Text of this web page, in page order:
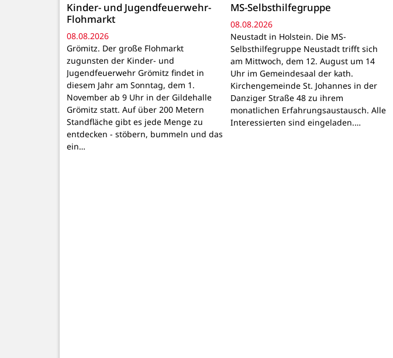
Kinder- und Jugendfeuerwehr-
Flohmarkt
08.08.2026
Grömitz. Der große Flohmarkt
zugunsten der Kinder- und
Jugendfeuerwehr Grömitz findet in
diesem Jahr am Sonntag, dem 1.
November ab 9 Uhr in der Gildehalle
Grömitz statt. Auf über 200 Metern
Standfläche gibt es jede Menge zu
entdecken - stöbern, bummeln und das
ein…
MS-Selbsthilfegruppe
08.08.2026
Neustadt in Holstein. Die MS-
Selbsthilfegruppe Neustadt trifft sich
am Mittwoch, dem 12. August um 14
Uhr im Gemeindesaal der kath.
Kirchengemeinde St. Johannes in der
Danziger Straße 48 zu ihrem
monatlichen Erfahrungsaustausch. Alle
Interessierten sind eingeladen.…